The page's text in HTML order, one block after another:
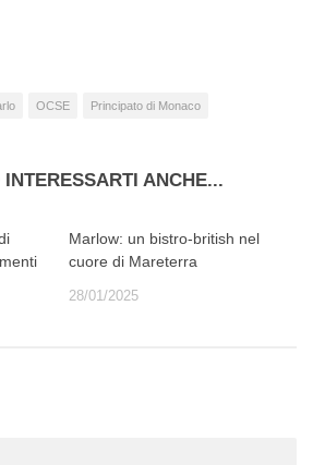
OCSE Principato di Monaco
ANCHE...
Marlow: un bistro-british nel
cuore di Mareterra
28/01/2025